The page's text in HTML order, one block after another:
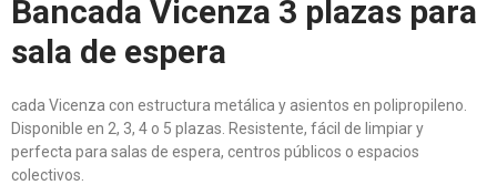
Bancada Vicenza 3 plazas para
sala de espera
cada Vicenza con estructura metálica y asientos en polipropileno.
Disponible en 2, 3, 4 o 5 plazas. Resistente, fácil de limpiar y
perfecta para salas de espera, centros públicos o espacios
colectivos.